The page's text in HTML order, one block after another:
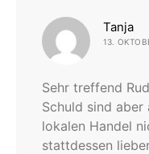
Tanja
13.
Sehr treffend
Schuld sind aber
lokalen Handel
stattdessen